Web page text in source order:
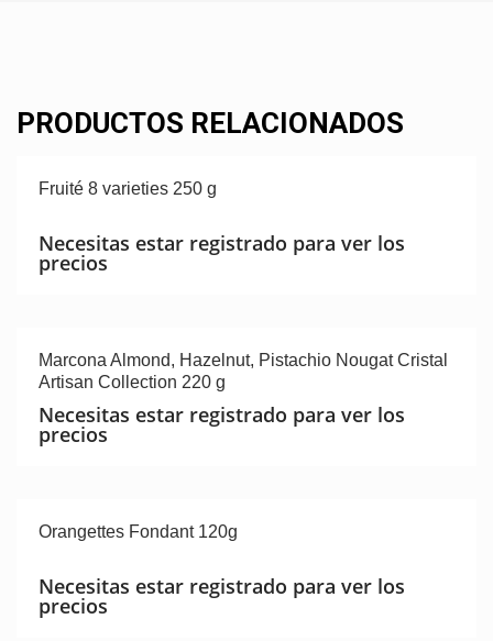
PRODUCTOS RELACIONADOS
Fruité 8 varieties 250 g
Necesitas estar registrado para ver los
precios
Marcona Almond, Hazelnut, Pistachio Nougat Cristal
Artisan Collection 220 g
Necesitas estar registrado para ver los
precios
Orangettes Fondant 120g
Necesitas estar registrado para ver los
precios